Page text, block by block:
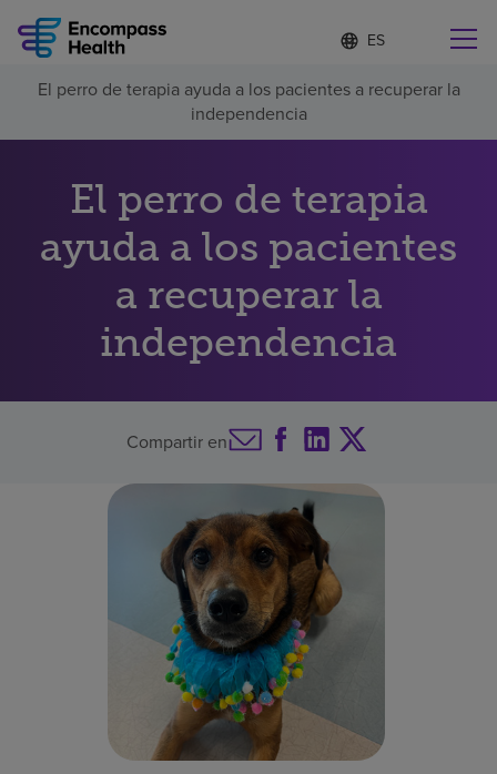
Lista
de
idiomas
contraída
d
o
a
l
e
c
c
a
Encuentre una localidad cerca de usted
Por qué debe elegirnos
Pacientes y cuidadores
Recursos de salud
El perro de terapia ayuda a los pacientes a recuperar la
independencia
El perro de terapia
ayuda a los pacientes
a recuperar la
independencia
Compartir en